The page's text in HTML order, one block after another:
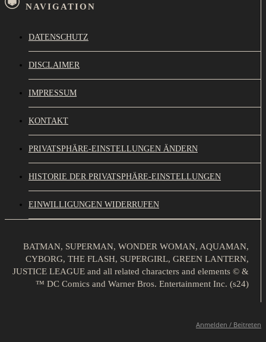
NAVIGATION
DATENSCHUTZ
DISCLAIMER
IMPRESSUM
KONTAKT
PRIVATSPHÄRE-EINSTELLUNGEN ÄNDERN
HISTORIE DER PRIVATSPHÄRE-EINSTELLUNGEN
EINWILLIGUNGEN WIDERRUFEN
BATMAN, SUPERMAN, WONDER WOMAN, AQUAMAN,
CYBORG, THE FLASH, SUPERGIRL, GREEN LANTERN,
JUSTICE LEAGUE and all related characters and elements © &
™ DC Comics and Warner Bros. Entertainment Inc. (s24)
Anmelden / Beitreten